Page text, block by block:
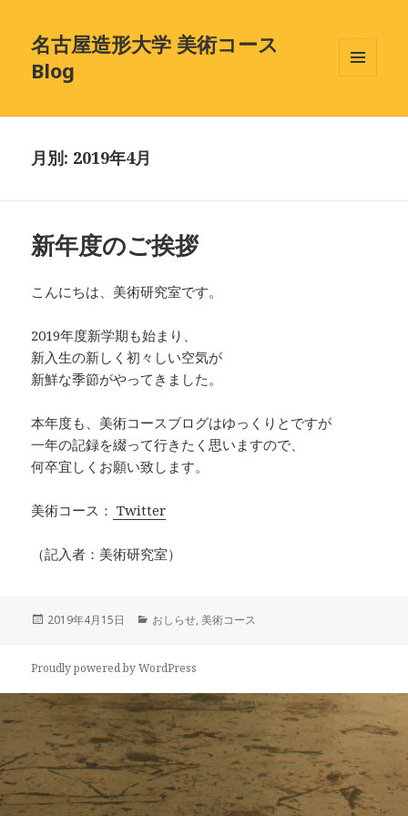
名古屋造形大学 美術コース
Blog
ィジェ
月別: 2019年4月
新年度のご挨拶
こんにちは、美術研究室です。
2019年度新学期も始まり、
新入生の新しく初々しい空気が
新鮮な季節がやってきました。
本年度も、美術コースブログはゆっくりとですが
一年の記録を綴って行きたく思いますので、
何卒宜しくお願い致します。
美術コース： Twitter
（記入者：美術研究室）
投
2019年4月15日
カ
リ
おしらせ,美術コース
Proudly powered by WordPress